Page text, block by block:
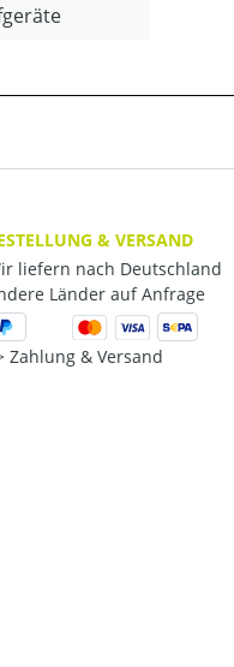
& VERSAND
liefern nach Deutschland
Länder auf Anfrage
Zahlung & Versand